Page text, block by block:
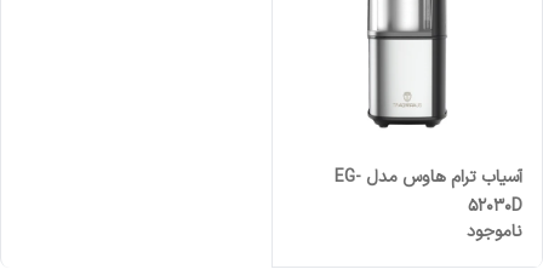
آسیاب ترام هاوس مدل EG-
52030D
ناموجود